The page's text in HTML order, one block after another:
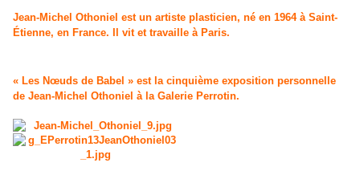
Jean-Michel Othoniel est un artiste plasticien, né en 1964 à Saint-
Étienne, en France. Il vit et travaille à Paris.
« Les Nœuds de Babel » est la cinquième exposition personnelle
de Jean-Michel Othoniel à la Galerie Perrotin.